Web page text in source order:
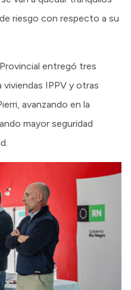
riesgo con respecto a su
entregó tres
IPPV y otras
avanzando en la
mayor seguridad